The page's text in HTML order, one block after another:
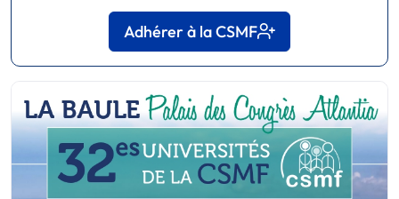
Adhérer à la CSMF